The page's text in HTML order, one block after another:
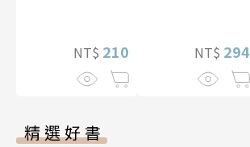
NT$ 210 NT$ 294
精選好書